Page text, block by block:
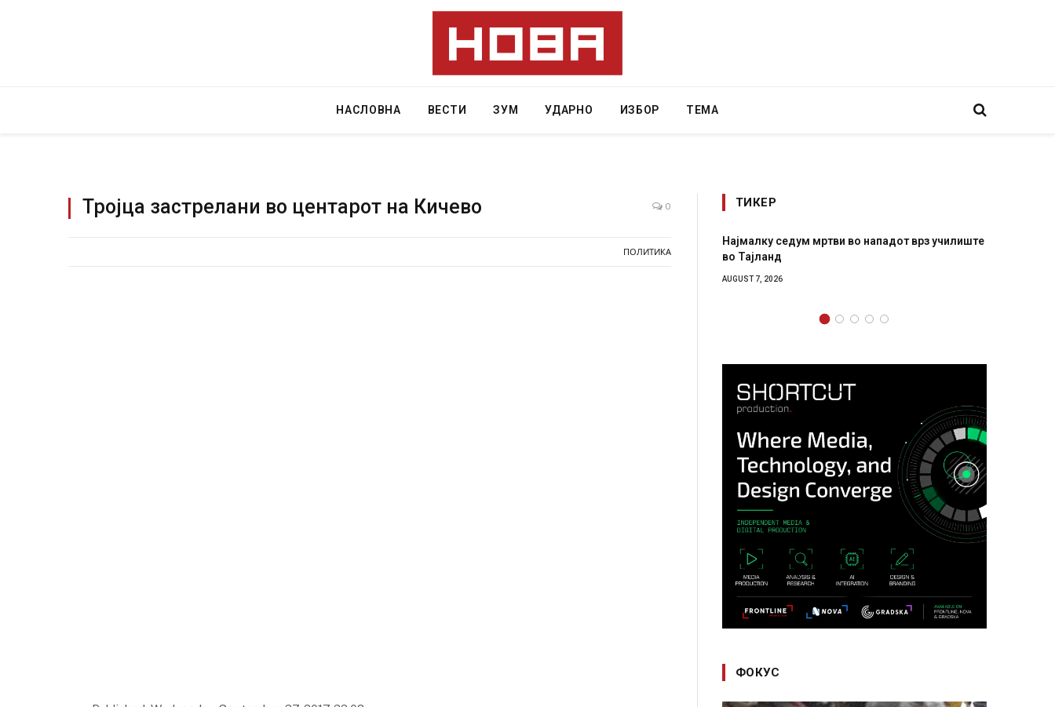
НАСЛОВНА ВЕСТИ ЗУМ УДАРНО ИЗБОР ТЕМА
Тројца застрелани во центарот на Кичево 0
ПОЛИТИКА
ТИКЕР
Најмалку седум мртви во нападот врз училиште
СОЗИС: Украинците повеќе им
ФОКУС